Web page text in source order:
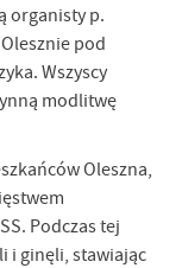
organisty p.
pod
Wszyscy
modlitwę
Oleszna,
Podczas tej
i ginęli, stawiając